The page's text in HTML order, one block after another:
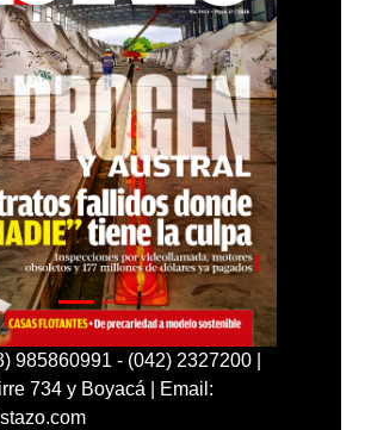
985860991 - (042) 2327200 |
734 y Boyacá | Email: